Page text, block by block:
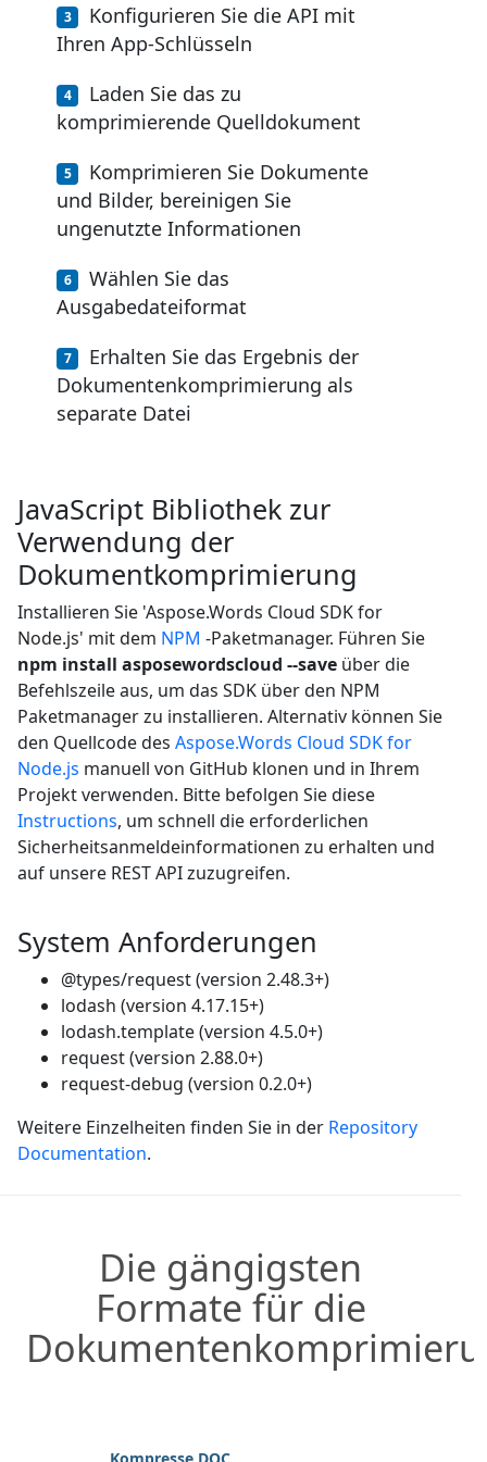
Konfigurieren Sie die API mit
Ihren App-Schlüsseln
Laden Sie das zu
komprimierende Quelldokument
Komprimieren Sie Dokumente
und Bilder, bereinigen Sie
ungenutzte Informationen
Wählen Sie das
Ausgabedateiformat
Erhalten Sie das Ergebnis der
Dokumentenkomprimierung als
separate Datei
JavaScript Bibliothek zur
Verwendung der
Dokumentkomprimierung
Installieren Sie 'Aspose.Words Cloud SDK for
Node.js' mit dem NPM -Paketmanager. Führen Sie
npm install asposewordscloud --save über die
Befehlszeile aus, um das SDK über den NPM
Paketmanager zu installieren. Alternativ können Sie
den Quellcode des Aspose.Words Cloud SDK for
Node.js manuell von GitHub klonen und in Ihrem
Projekt verwenden. Bitte befolgen Sie diese
Instructions, um schnell die erforderlichen
Sicherheitsanmeldeinformationen zu erhalten und
auf unsere REST API zuzugreifen.
System Anforderungen
@types/request (version 2.48.3+)
lodash (version 4.17.15+)
lodash.template (version 4.5.0+)
request (version 2.88.0+)
request-debug (version 0.2.0+)
Weitere Einzelheiten finden Sie in der Repository
Documentation.
Die gängigsten
Formate für die